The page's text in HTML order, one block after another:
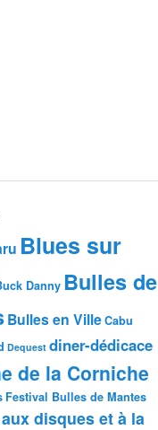
Blues sur
Danny Bulles de
Bulles en VilleCabu
Dequest diner-dédicace
de la Corniche
Festival Bulles de Mantes
disques et à la